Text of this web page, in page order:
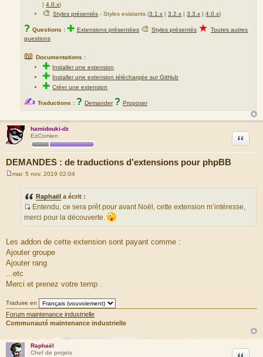
|4.0.x)
🎨Styles présentés - Styles existants (3.1.x |3.2.x |3.3.x |4.0.x)
? Questions : ✚ Extensions présentées 🎨 Styles présentés ★ Toutes autres
questions
📖 Documentations :
✚ Installer une extension
✚ Installer une extension téléchargée sur GitHub
✚Créer une extension
✍ Traductions : ? Demander ? Proposer
hamidouki-dz
EzComien
DEMANDES : de traductions d’extensions pour phpBB
Citation
mar. 5 nov. 2019 02:04
Raphaël a écrit :
S
r
c
e
u
e
s
a
g
Entendu, ce sera prêt pour avant Noël, cette extension m’intéresse,
merci pour la découverte.
Les addon de cette extension sont payant comme :
Ajouter groupe
Ajouter rang
...etc
Merci et prenez votre temp .
Traduire en
Forum maintenance industrielle
Communauté maintenance industrielle
Raphaël
Chef de projets
Citation